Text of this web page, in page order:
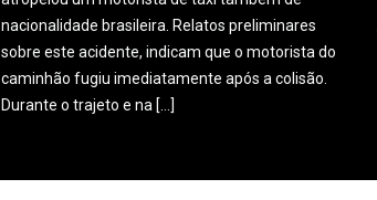
nacionalidade brasileira. Relatos preliminares
sobre este acidente, indicam que o motorista do
caminhão fugiu imediatamente após a colisão.
Durante o trajeto e na […]